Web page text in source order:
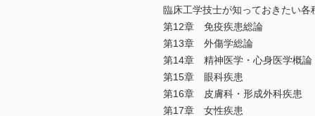
臨床工学技士が知っておきたい各
第12章 免疫疾患総論
第13章 外傷学総論
第14章 精神医学・心身医学概論
第15章 眼科疾患
第16章 皮膚科・形成外科疾患
第17章 女性疾患